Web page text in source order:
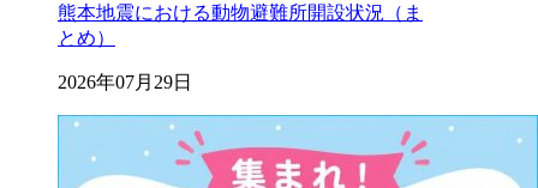
熊本地震における動物避難所開設状況（ま
とめ）
2026年07月29日